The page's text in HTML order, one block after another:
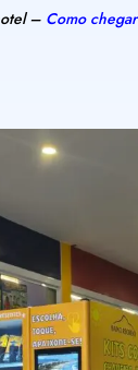
– Como chegar